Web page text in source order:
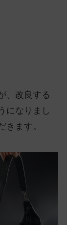
、改良する
になりまし
きます。